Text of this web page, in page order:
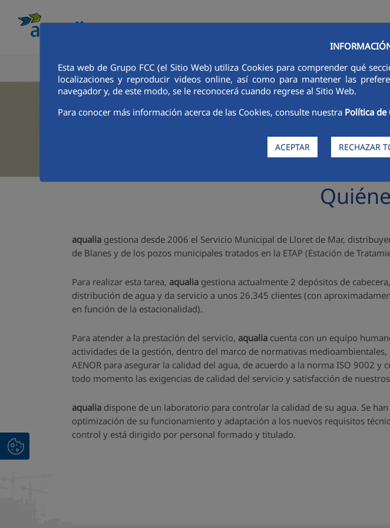
Esta web de Grupo FCC (el Sitio Web) utiliza Cookies para comprender qué
localizaciones y reproducir videos online, así como para mantener las
navegador y, de este modo, se le reconocerá cuando regrese al Sitio Web.
Para conocer más información acerca de las Cookies, consulte nuestra Política de
ACEPTAR RECHAZAR
CONOCE AQUALIA ANALISTAS E INVERSORES INNOVACIÓN
aqualia gestiona desde 2006 el Servicio Municipal de Lloret de Mar,
de Blanes y de los pozos municipales tratados en la ETAP (Estación de
Para realizar esta tarea, aqualia gestiona actualmente 2 depósitos de
distribución de agua y da servicio a unos 26.345 clientes (con
en función de la estacionalidad).
Para atender a la prestación del servicio, aqualia cuenta con un equipo
actividades de la gestión, dentro del marco de normativas
AENOR para asegurar la calidad del agua, de acuerdo a la norma ISO 9002
todo momento las exigencias de calidad del servicio y satisfacción de
aqualia dispone de un laboratorio para controlar la calidad de su agua. Se
optimización de su funcionamiento y adaptación a los nuevos requisitos
control y está dirigido por personal formado y titulado.